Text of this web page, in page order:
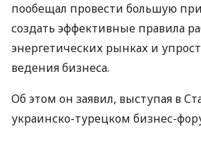
пообещал провести большую
создать эффективные правила
энергетических рынках и
ведения бизнеса.
Об этом он заявил, выступая в
украинско-турецком бизнес-